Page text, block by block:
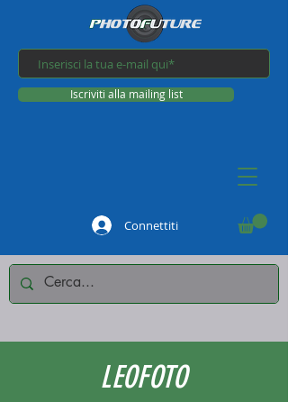
Iscriviti alla mailing list
Connettiti
LEOFOTO